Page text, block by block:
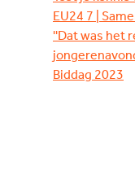
EU24 7 |
''Dat was het
Biddag 2023